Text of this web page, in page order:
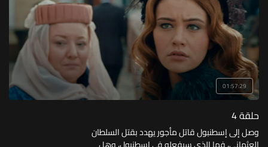
01:57:29
حلقة 4
وصل إلى إسطنبول قاتل مأجور يهدد بقتل السلطان